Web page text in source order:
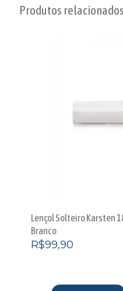
Produtos relacionados
Lençol Solteiro Karsten
Branco
R$99,90